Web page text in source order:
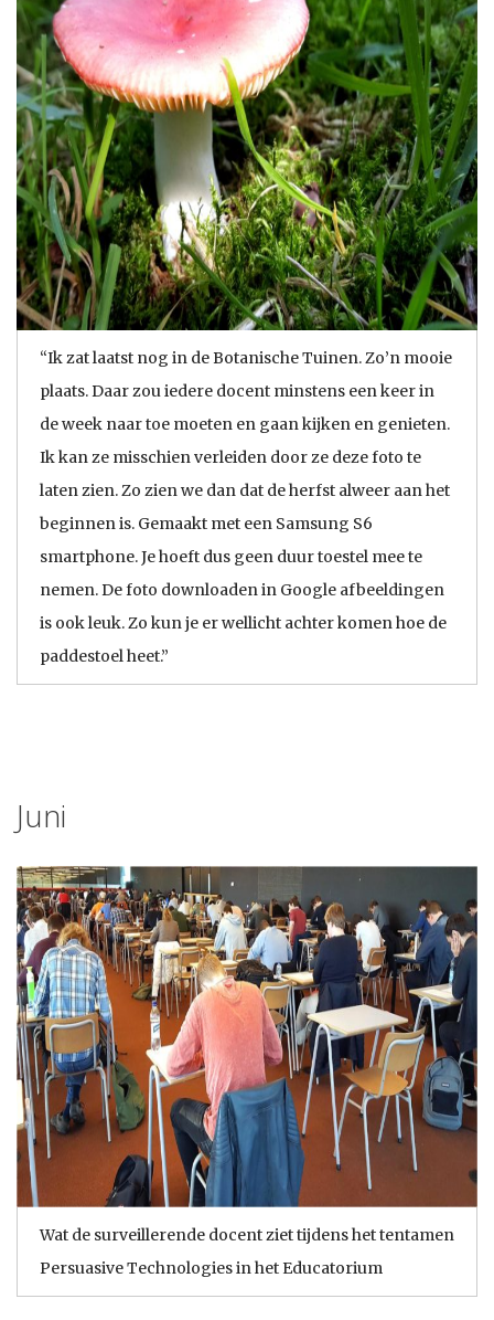
“Ik zat laatst nog in de Botanische Tuinen. Zo’n mooie
plaats. Daar zou iedere docent minstens een keer in
de week naar toe moeten en gaan kijken en genieten.
Ik kan ze misschien verleiden door ze deze foto te
laten zien. Zo zien we dan dat de herfst alweer aan het
beginnen is. Gemaakt met een Samsung S6
smartphone. Je hoeft dus geen duur toestel mee te
nemen. De foto downloaden in Google afbeeldingen
is ook leuk. Zo kun je er wellicht achter komen hoe de
paddestoel heet.”
Juni
Wat de surveillerende docent ziet tijdens het tentamen
Persuasive Technologies in het Educatorium